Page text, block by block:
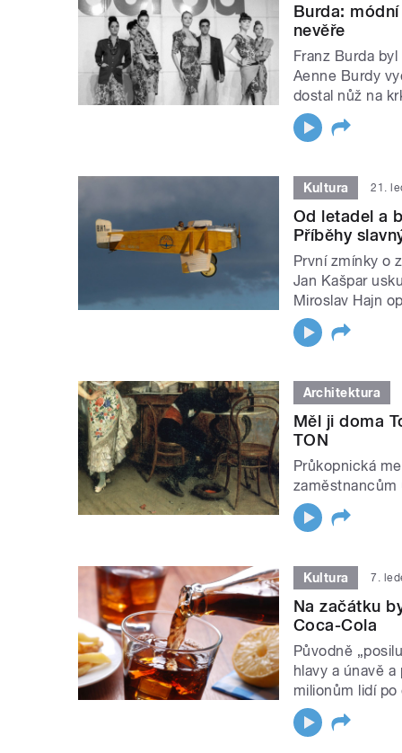
Burda:
nevěře
Franz Burda
Aenne Burdy
dostal nůž na
Kultura 21.
Od letadel a
Příběhy
První zmínky o
Jan Kašpar
Miroslav Hajn
Architektura
Měl ji doma
TON
Průkopnická
zaměstnancům
Kultura 7.
Na začátku
Coca-Cola
Původně
hlavy a únavě
milionům lidí